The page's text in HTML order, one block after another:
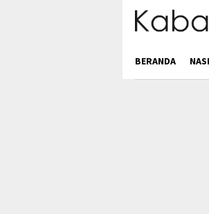
BERANDA